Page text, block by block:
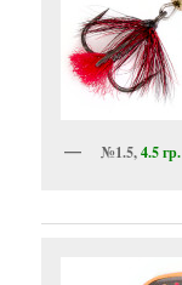
№1.5,4.5 гр.